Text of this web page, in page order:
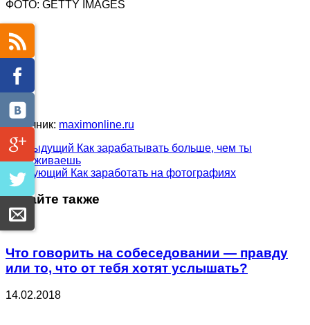
ФОТО: GETTY IMAGES
Источник: maximonline.ru
Предыдущий Как зарабатывать больше, чем ты
заслуживаешь
Следующий Как заработать на фотографиях
Читайте также
Что говорить на собеседовании — правду
или то, что от тебя хотят услышать?
14.02.2018